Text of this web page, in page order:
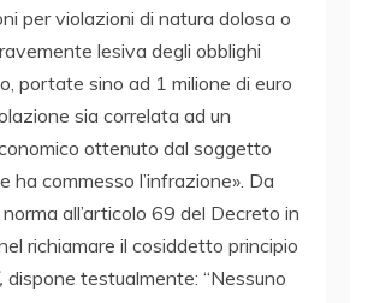
per violazioni di natura dolosa o
lesiva degli obblighi
portate sino ad 1 milione di euro
sia correlata ad un
ottenuto dal soggetto
ha commesso l’infrazione». Da
all’articolo 69 del Decreto in
richiamare il cosiddetto principio
dispone testualmente: “Nessuno